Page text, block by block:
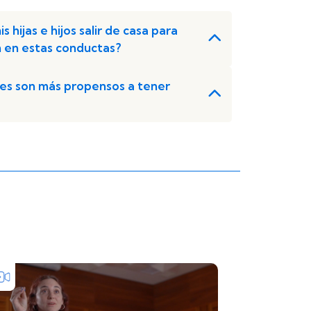
hijas e hijos salir de casa para
estas conductas?
son más propensos a tener